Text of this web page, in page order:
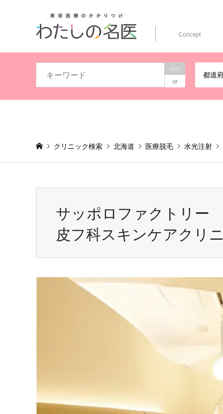
and
or
都道
Concept
クリニック検索 北海道 医療脱毛 水光注射
サッポロファクトリー
皮フ科スキンケアクリ